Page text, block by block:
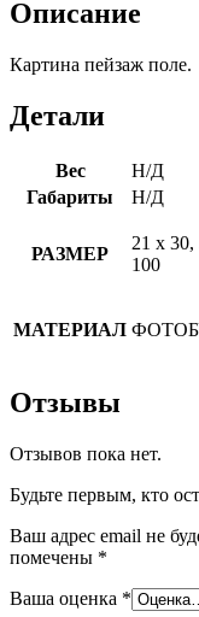
Описание
Картина пейзаж поле.
Детали
Вес
Н/Д
Габариты
Н/Д
РАЗМЕР
21 х
100
МАТЕРИАЛ
Отзывы
Отзывов пока нет.
Будьте первым, кто
Ваш адрес email не
помечены *
Ваша оценка *